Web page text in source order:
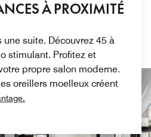
À PROXIMITÉ
suite. Découvrez 45 à
stimulant. Profitez et
propre salon moderne.
oreillers moelleux créent